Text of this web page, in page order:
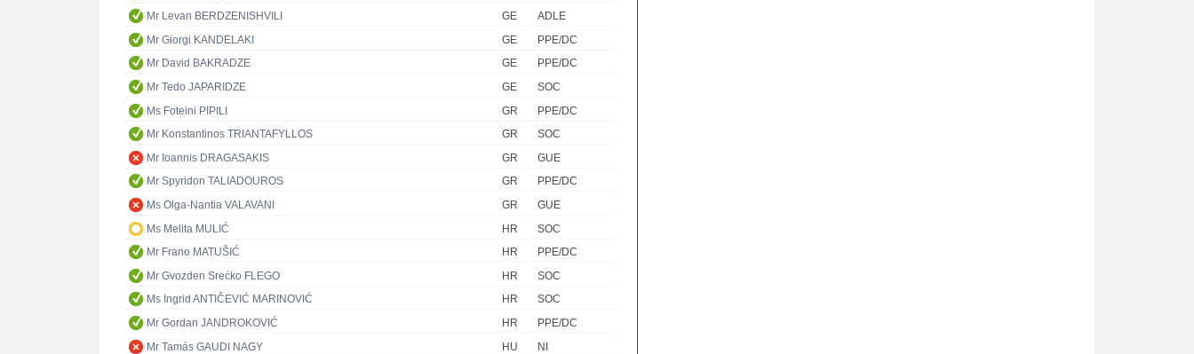
Mr Levan BERDZENISHVILI
GE
ADLE
Mr Giorgi KANDELAKI
GE
PPE/DC
Mr David BAKRADZE
GE
PPE/DC
Mr Tedo JAPARIDZE
GE
SOC
Ms Foteini PIPILI
GR
PPE/DC
Mr Konstantinos TRIANTAFYLLOS
GR
SOC
Mr Ioannis DRAGASAKIS
GR
GUE
Mr Spyridon TALIADOUROS
GR
PPE/DC
Ms Olga-Nantia VALAVANI
GR
GUE
Ms Melita MULIĆ
HR
SOC
Mr Frano MATUŠIĆ
HR
PPE/DC
Mr Gvozden Srećko FLEGO
HR
SOC
Ms Ingrid ANTIČEVIĆ MARINOVIĆ
HR
SOC
Mr Gordan JANDROKOVIĆ
HR
PPE/DC
Mr Tamás GAUDI NAGY
HU
NI